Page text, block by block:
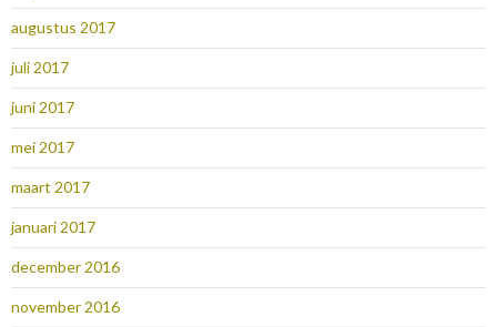
augustus 2017
juli 2017
juni 2017
mei 2017
maart 2017
januari 2017
december 2016
november 2016